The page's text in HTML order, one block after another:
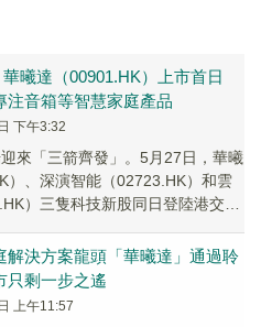
華曦達（00901.HK）上市首日
注音箱等智慧家庭產品
下午3:32
來「三箭齊發」。5月27日，華曦
）、深演智能（02723.HK）和雲
）三隻科技新股同日登陸港交所
解決方案龍頭「華曦達」通過聆
只剩一步之遙
上午11:57